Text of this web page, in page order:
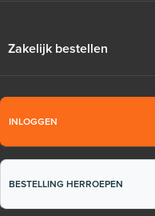
Zakelijk bestellen
INLOGGEN
BESTELLING HERROEPEN